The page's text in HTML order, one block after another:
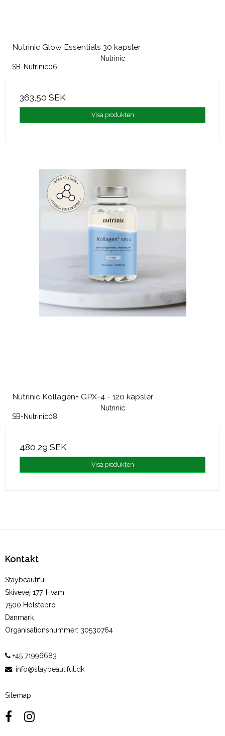
Nutrinic Glow Essentials 30 kapsler
Nutrinic
SB-Nutrinic06
363,50 SEK
Visa produkten
Nutrinic Kollagen+ GPX-4 - 120 kapsler
Nutrinic
SB-Nutrinic08
480,29 SEK
Visa produkten
Kontakt
Staybeautiful
Skivevej 177, Hvam
7500 Holstebro
Danmark
Organisationsnummer: 30530764
+45 71996683
: info@staybeautiful.dk
Sitemap